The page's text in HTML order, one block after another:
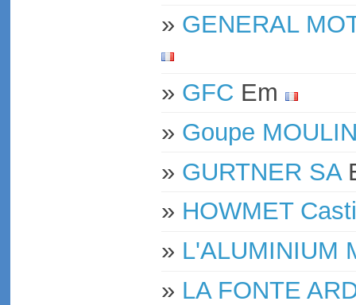
» GENERAL
» GFC Em
» Goupe
» GURTNER SA
» HOWMET
» L'ALUMINIUM
» LA FONTE